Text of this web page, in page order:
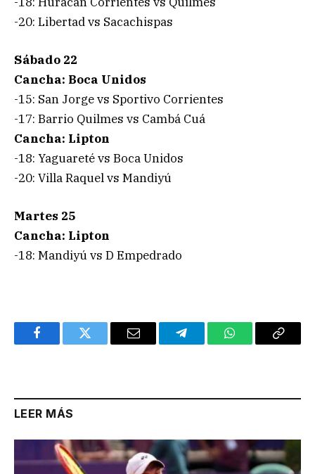
-20: Libertad vs Sacachispas
Sábado 22
Cancha: Boca Unidos
-15: San Jorge vs Sportivo Corrientes
-17: Barrio Quilmes vs Cambá Cuá
Cancha: Lipton
-18: Yaguareté vs Boca Unidos
-20: Villa Raquel vs Mandiyú
Martes 25
Cancha: Lipton
-18: Mandiyú vs D Empedrado
FacebookTwitter Email TelegramWhatsAppCopy
LEER MÁS